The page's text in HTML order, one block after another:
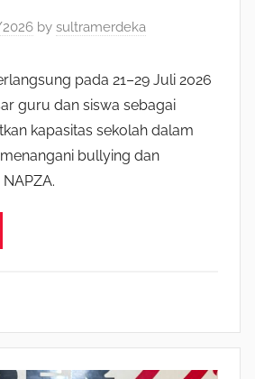
by sultramerdeka
pada 21–29 Juli 2026
guru dan siswa sebagai
kapasitas sekolah dalam
bullying dan